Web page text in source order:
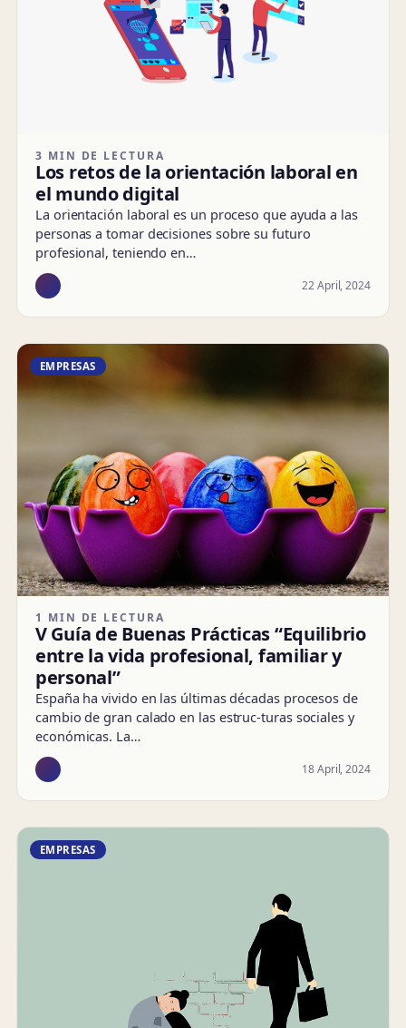
3 MIN DE LECTURA
Los retos de la orientación laboral en
el mundo digital
La orientación laboral es un proceso que ayuda a las
personas a tomar decisiones sobre su futuro
profesional, teniendo en…
22 April, 2024
EMPRESAS
1 MIN DE LECTURA
V Guía de Buenas Prácticas “Equilibrio
entre la vida profesional, familiar y
personal”
España ha vivido en las últimas décadas procesos de
cambio de gran calado en las estruc-turas sociales y
económicas. La…
18 April, 2024
EMPRESAS